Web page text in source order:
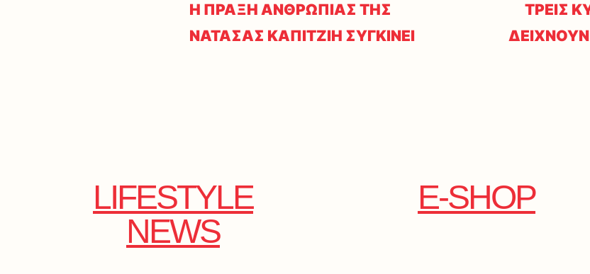
Η ΠΡΑΞΗ ΑΝΘΡΩΠΙΑΣ ΤΗΣ
ΝΑΤΑΣΑΣ ΚΑΠΙΤΖΙΗ ΣΥΓΚΙΝΕΙ
ΤΡΕΙΣ
LIFESTYLE
NEWS
E-SHOP